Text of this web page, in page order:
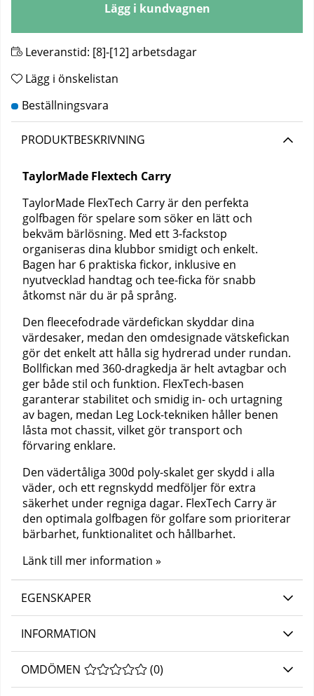
Lägg i kundvagnen
Leveranstid: [8]-[12] arbetsdagar
Lägg i önskelistan
PRODUKTBESKRIVNING
TaylorMade Flextech Carry
TaylorMade FlexTech Carry är den perfekta
golfbagen för spelare som söker en lätt och
bekväm bärlösning. Med ett 3-fackstop
organiseras dina klubbor smidigt och enkelt.
Bagen har 6 praktiska fickor, inklusive en
nyutvecklad handtag och tee-ficka för snabb
åtkomst när du är på språng.
Den fleecefodrade värdefickan skyddar dina
värdesaker, medan den omdesignade vätskefickan
gör det enkelt att hålla sig hydrerad under rundan.
Bollfickan med 360-dragkedja är helt avtagbar och
ger både stil och funktion. FlexTech-basen
garanterar stabilitet och smidig in- och urtagning
av bagen, medan Leg Lock-tekniken håller benen
låsta mot chassit, vilket gör transport och
förvaring enklare.
Den vädertåliga 300d poly-skalet ger skydd i alla
väder, och ett regnskydd medföljer för extra
säkerhet under regniga dagar. FlexTech Carry är
den optimala golfbagen för golfare som prioriterar
bärbarhet, funktionalitet och hållbarhet.
Länk till mer information »
EGENSKAPER
INFORMATION
OMDÖMEN MEDELBETYG 0 AV 5 ANTAL BETYG 0
(0)